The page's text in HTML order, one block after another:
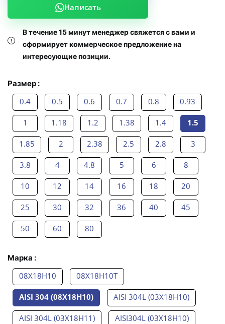
Написать
В течение 15 минут менеджер свяжется с вами и
сформирует коммерческое предложение на
интересующие позиции.
Размер :
0.4 0.5 0.6 0.7 0.8 0.93
1 1.18 1.2 1.38 1.4 1.5
1.85 2 2.38 2.5 2.8 3
3.8 4 4.8 5 6 8
10 12 14 16 18 20
25 30 32 36 40 45
50 60 80
Марка :
08Х18Н10 08Х18Н10Т
AISI 304 (08Х18Н10) AISI 304L (03Х18Н10)
AISI 304L (03Х18Н11) AISI304L (03Х18Н10)